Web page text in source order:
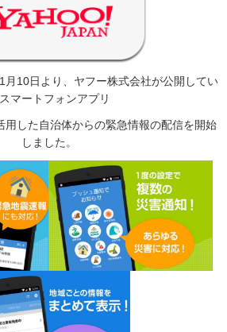
月10日より、ヤフー株式会社が公開してい
マートフォンアプリ
用した自治体からの緊急情報の配信を開始
しました。